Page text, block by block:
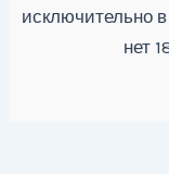
исключительно
нет